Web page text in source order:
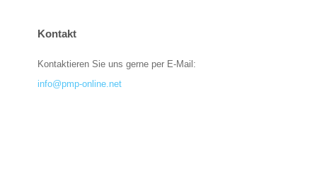
Kontakt
Kontaktieren Sie uns gerne per E-Mail:
info@pmp-online.net